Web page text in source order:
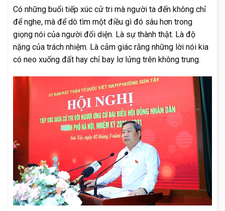
Có những buổi tiếp xúc cử tri mà người ta đến không chỉ
để nghe, mà để dò tìm một điều gì đó sâu hơn trong
giọng nói của người đối diện. Là sự thành thật. Là độ
nặng của trách nhiệm. Là cảm giác rằng những lời nói kia
có neo xuống đất hay chỉ bay lơ lửng trên không trung.